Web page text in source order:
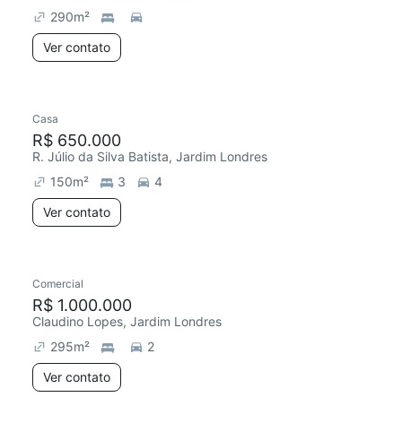
290m²
Ver contato
Chegou este mês
Casa
R$ 650.000
R. Júlio da Silva Batista, Jardim Londres
150m² 3
4
Ver contato
Comercial
R$ 1.000.000
Claudino Lopes, Jardim Londres
295m²
2
Ver contato